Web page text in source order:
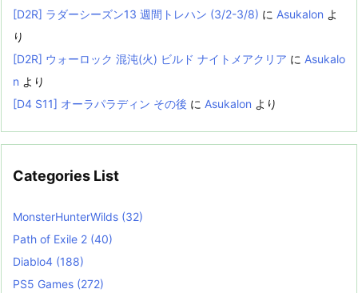
[D2R] ラダーシーズン13 週間トレハン (3/2-3/8) に Asukalon よ
り
[D2R] ウォーロック 混沌(火) ビルド ナイトメアクリア に Asukalo
n より
[D4 S11] オーラパラディン その後 に Asukalon より
Categories List
MonsterHunterWilds (32)
Path of Exile 2 (40)
Diablo4 (188)
PS5 Games (272)